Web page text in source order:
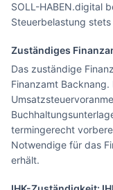
SOLL-HABEN.digital
Steuerbelastung stets
Zuständiges
Das zuständige
Finanzamt
termingerecht
Notwendige für das
erhält.